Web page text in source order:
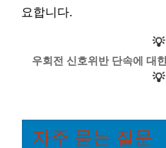
요합니다.
💡
우회전 신호위반 단속에 대
💡
자주 묻는 질문